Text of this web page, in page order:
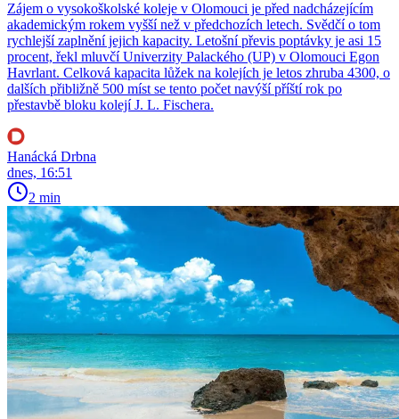
Zájem o vysokoškolské koleje v Olomouci je před nadcházejícím
akademickým rokem vyšší než v předchozích letech. Svědčí o tom
rychlejší zaplnění jejich kapacity. Letošní převis poptávky je asi 15
procent, řekl mluvčí Univerzity Palackého (UP) v Olomouci Egon
Havrlant. Celková kapacita lůžek na kolejích je letos zhruba 4300, o
dalších přibližně 500 míst se tento počet navýší příští rok po
přestavbě bloku kolejí J. L. Fischera.
Hanácká Drbna
dnes, 16:51
2 min